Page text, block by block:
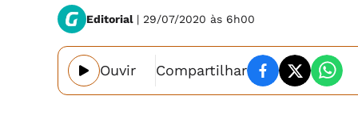
Editorial | 29/07/2020 às 6h00
Ouvir Compartilhar